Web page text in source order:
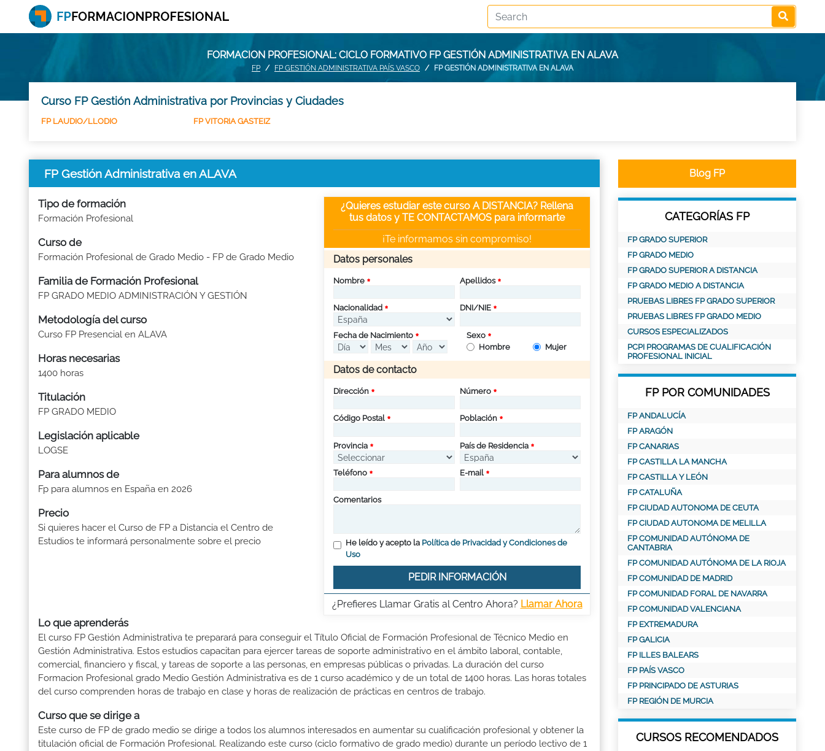
FORMACION PROFESIONAL: CICLO FORMATIVO FP GESTIÓN ADMINISTRATIVA EN ALAVA
FP FP GESTIÓN ADMINISTRATIVA PAÍS VASCO FP GESTIÓN ADMINISTRATIVA EN ALAVA
Curso FP Gestión Administrativa por Provincias y Ciudades
FP LAUDIO/LLODIO FP VITORIA GASTEIZ
FP Gestión Administrativa en ALAVA
Tipo de formación
Formación Profesional
Curso de
Formación Profesional de Grado Medio - FP de Grado Medio
Familia de Formación Profesional
FP GRADO MEDIO ADMINISTRACIÓN Y GESTIÓN
Metodología del curso
Curso FP Presencial en ALAVA
Horas necesarias
1400 horas
Titulación
FP GRADO MEDIO
Legislación aplicable
LOGSE
Para alumnos de
Fp para alumnos en España en 2026
Precio
Si quieres hacer el Curso de FP a Distancia el Centro de
Estudios te informará personalmente sobre el precio
¿Quieres estudiar este curso A DISTANCIA? Rellena
tus datos y TE CONTACTAMOS para informarte
¡Te informamos sin compromiso!
Datos personales
Nombre Apellidos
Nacionalidad DNI/NIE
Fecha de Nacimiento
Sexo
Hombre
Mujer
Datos de contacto
Dirección Número
Código Postal Población
Provincia País de Residencia
Teléfono E-mail
Comentarios
He leído y acepto la Política de Privacidad y Condiciones de
Uso
PEDIR INFORMACIÓN
¿Prefieres Llamar Gratis al Centro Ahora? Llamar Ahora
Lo que aprenderás
El curso FP Gestión Administrativa te preparará para conseguir el Título Oficial de Formación Profesional de Técnico Medio en
Gestión Administrativa. Estos estudios capacitan para ejercer tareas de soporte administrativo en el ámbito laboral, contable,
comercial, financiero y fiscal, y tareas de soporte a las personas, en empresas públicas o privadas. La duración del curso
Formacion Profesional grado Medio Gestión Administrativa es de 1 curso académico y de un total de 1400 horas. Las horas totales
del curso comprenden horas de trabajo en clase y horas de realización de prácticas en centros de trabajo.
Curso que se dirige a
Este curso de FP de grado medio se dirige a todos los alumnos interesados en aumentar su cualificación profesional y obtener la
titulación oficial de Formación Profesional. Realizando este curso (ciclo formativo de grado medio) durante un período lectivo de 1
Blog FP
CATEGORÍAS FP
FP GRADO SUPERIOR
FP GRADO MEDIO
FP GRADO SUPERIOR A DISTANCIA
FP GRADO MEDIO A DISTANCIA
PRUEBAS LIBRES FP GRADO SUPERIOR
PRUEBAS LIBRES FP GRADO MEDIO
CURSOS ESPECIALIZADOS
PCPI PROGRAMAS DE CUALIFICACIÓN
PROFESIONAL INICIAL
FP POR COMUNIDADES
FP ANDALUCÍA
FP ARAGÓN
FP CANARIAS
FP CASTILLA LA MANCHA
FP CASTILLA Y LEÓN
FP CATALUÑA
FP CIUDAD AUTONOMA DE CEUTA
FP CIUDAD AUTONOMA DE MELILLA
FP COMUNIDAD AUTÓNOMA DE
CANTABRIA
FP COMUNIDAD AUTÓNOMA DE LA RIOJA
FP COMUNIDAD DE MADRID
FP COMUNIDAD FORAL DE NAVARRA
FP COMUNIDAD VALENCIANA
FP EXTREMADURA
FP GALICIA
FP ILLES BALEARS
FP PAÍS VASCO
FP PRINCIPADO DE ASTURIAS
FP REGIÓN DE MURCIA
CURSOS RECOMENDADOS